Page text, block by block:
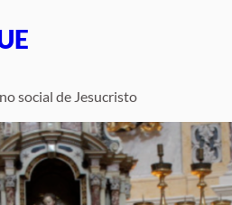
social de Jesucristo